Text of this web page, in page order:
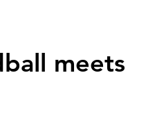
meets